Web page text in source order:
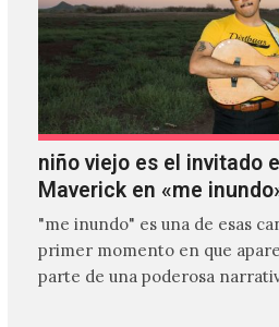
niño viejo es el invitado
Maverick en «me
"me inundo" es una de esas
primer momento en que
parte de una poderosa